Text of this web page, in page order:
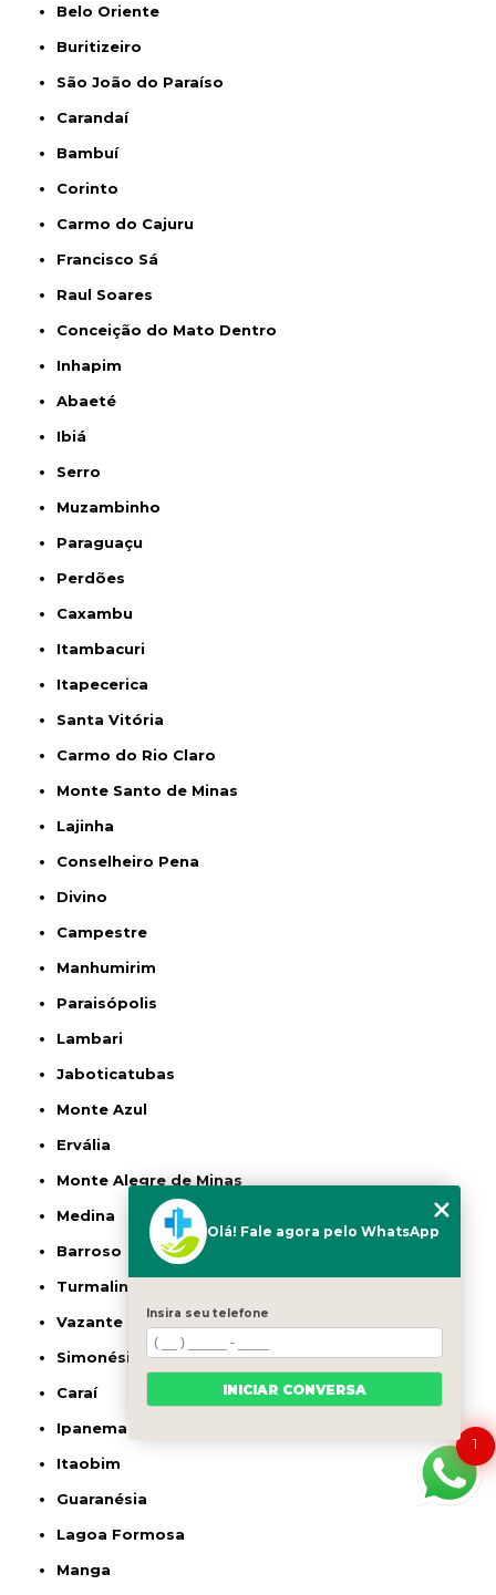
Belo Oriente
Buritizeiro
São João do Paraíso
Carandaí
Bambuí
Corinto
Carmo do Cajuru
Francisco Sá
Raul Soares
Conceição do Mato Dentro
Inhapim
Abaeté
Ibiá
Serro
Muzambinho
Paraguaçu
Perdões
Caxambu
Itambacuri
Itapecerica
Santa Vitória
Carmo do Rio Claro
Monte Santo de Minas
Lajinha
Conselheiro Pena
Divino
Campestre
Manhumirim
Paraisópolis
Lambari
Jaboticatubas
Monte Azul
Ervália
Monte Alegre de Minas
Medina
Barroso
Turmalina
Vazante
Simonésia
Caraí
Ipanema
Itaobim
Guaranésia
Lagoa Formosa
Manga
1
Olá! Fale agora pelo WhatsApp
Insira seu telefone
INICIAR CONVERSA